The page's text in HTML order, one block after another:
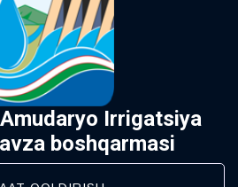
Irrigatsiya
boshqarmasi